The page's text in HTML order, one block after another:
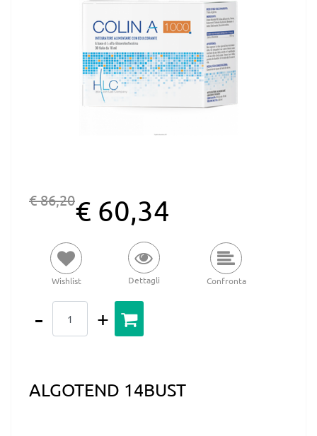
€ 86,20€ 60,34
Wishlist Dettagli Confronta
ALGOTEND 14BUST